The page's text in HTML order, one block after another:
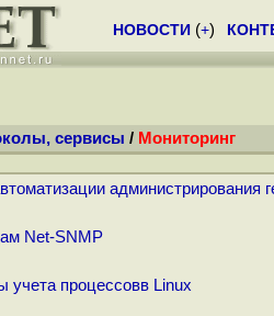
НОВОСТИ (+)
сервисы / Мониторинг
администрирования
Net-SNMP
учета процессовв Linux